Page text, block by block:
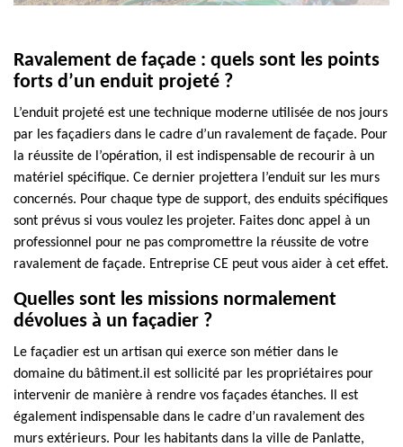
Ravalement de façade : quels sont les points
forts d’un enduit projeté ?
L’enduit projeté est une technique moderne utilisée de nos jours
par les façadiers dans le cadre d’un ravalement de façade. Pour
la réussite de l’opération, il est indispensable de recourir à un
matériel spécifique. Ce dernier projettera l’enduit sur les murs
concernés. Pour chaque type de support, des enduits spécifiques
sont prévus si vous voulez les projeter. Faites donc appel à un
professionnel pour ne pas compromettre la réussite de votre
ravalement de façade. Entreprise CE peut vous aider à cet effet.
Quelles sont les missions normalement
dévolues à un façadier ?
Le façadier est un artisan qui exerce son métier dans le
domaine du bâtiment.il est sollicité par les propriétaires pour
intervenir de manière à rendre vos façades étanches. Il est
également indispensable dans le cadre d’un ravalement des
murs extérieurs. Pour les habitants dans la ville de Panlatte,